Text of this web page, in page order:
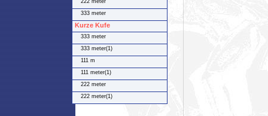
222 meter
333 meter
Kurze Kufe
333 meter
333 meter(1)
111 m
111 meter(1)
222 meter
222 meter(1)